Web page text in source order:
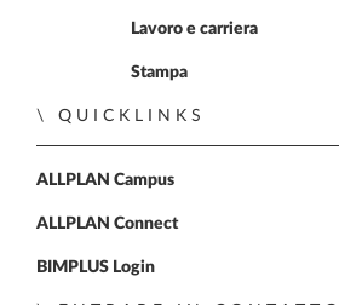
Lavoro e carriera
Stampa
QUICKLINKS
ALLPLAN Campus
ALLPLAN Connect
BIMPLUS Login